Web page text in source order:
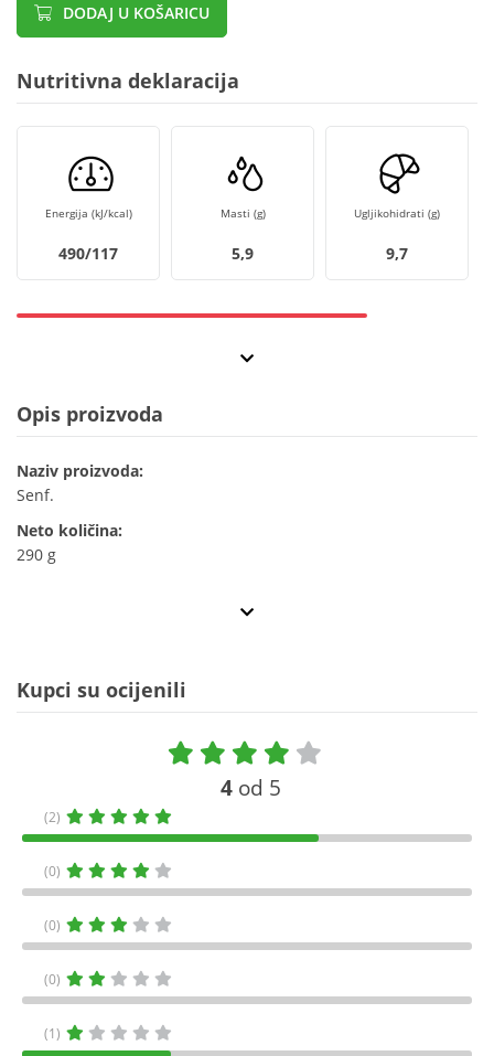
DODAJ U KOŠARICU
Nutritivna deklaracija
Energija (kJ/kcal)
490/117
Masti (g)
5,9
Ugljikohidrati (g)
9,7
Opis proizvoda
Naziv proizvoda:
Senf.
Neto količina:
290 g
Kupci su ocijenili
4 od 5
(2)
(0)
(0)
(0)
(1)